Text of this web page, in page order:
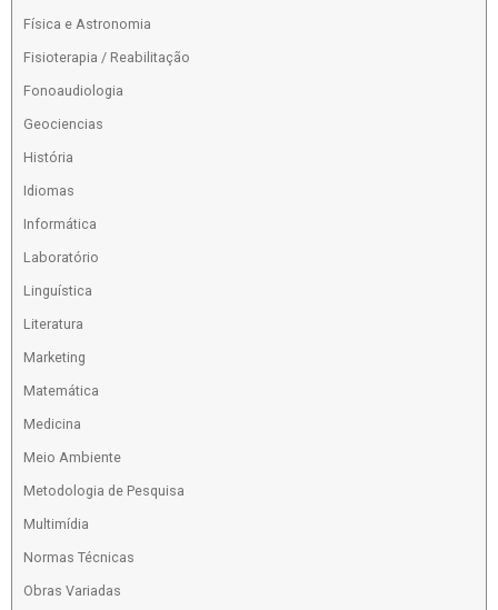
Física e Astronomia
Fisioterapia / Reabilitação
Fonoaudiologia
Geociencias
História
Idiomas
Informática
Laboratório
Linguística
Literatura
Marketing
Matemática
Medicina
Meio Ambiente
Metodologia de Pesquisa
Multimídia
Normas Técnicas
Obras Variadas